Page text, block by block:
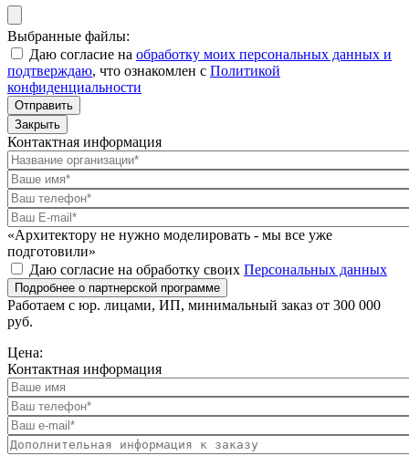
Выбранные файлы:
Даю согласие на обработку моих персональных данных и
подтверждаю, что ознакомлен с Политикой
конфиденциальности
Отправить
Закрыть
Контактная информация
«Архитектору не нужно моделировать - мы все уже
подготовили»
Даю согласие на обработку своих Персональных данных
Подробнее о партнерской программе
Работаем с юр. лицами, ИП, минимальный заказ от 300 000
руб.
Цена:
Контактная информация